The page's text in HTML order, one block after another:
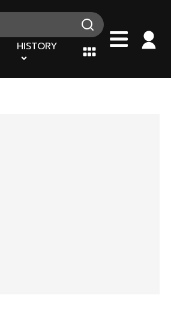
HISTORY